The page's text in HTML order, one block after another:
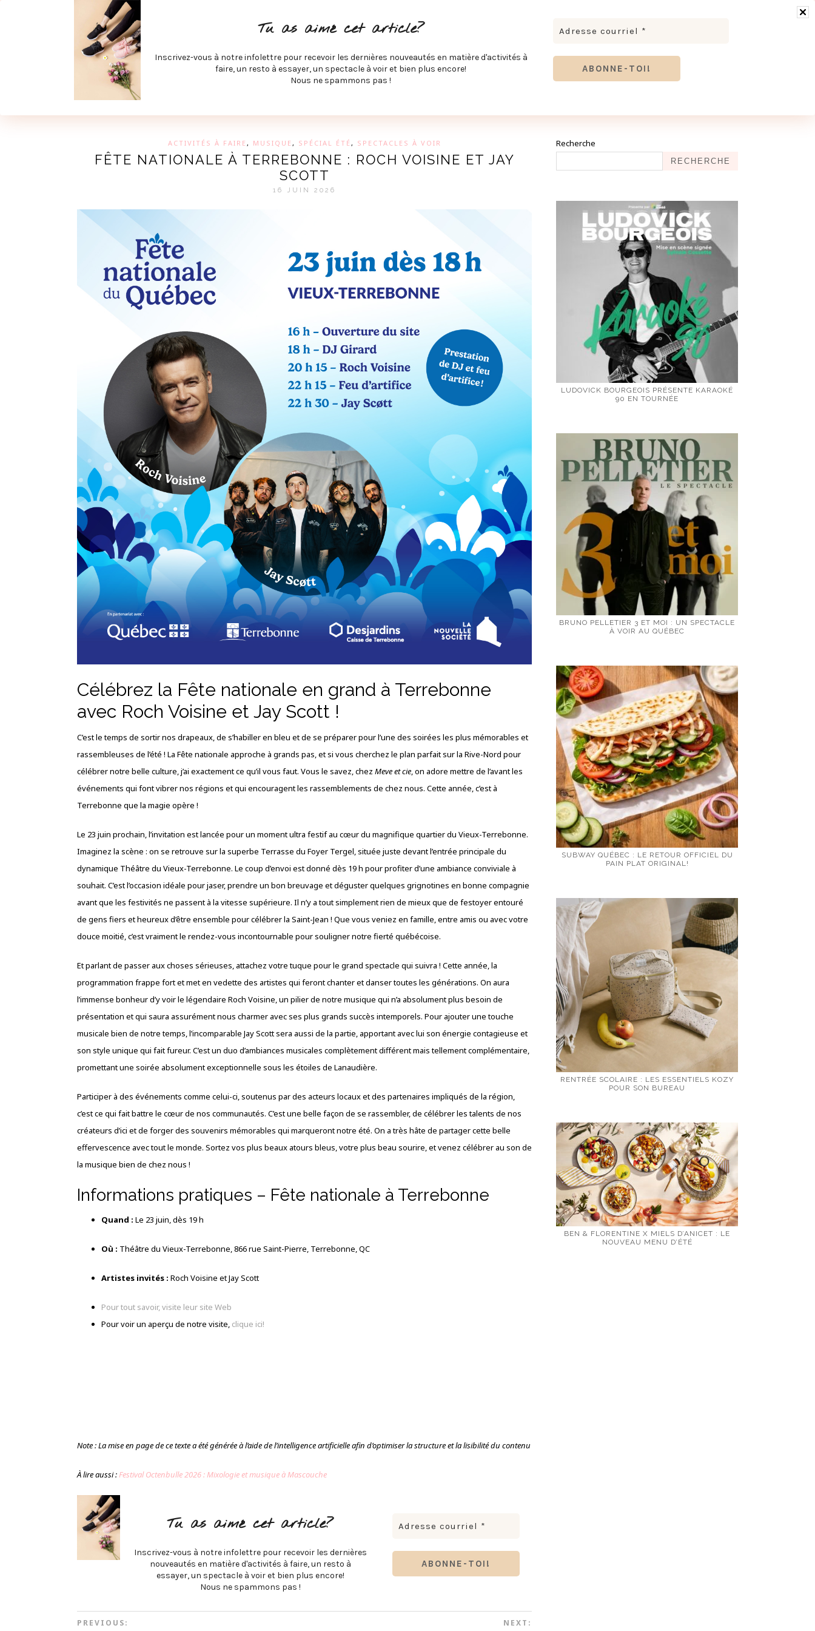
SPÉCIAL RENTRÉE
LECTURE ET FILMS PRODUITS À DÉCOUVRIR
JOINDRE MEVE ET CIE | COLLABORATIONS & MÉDIAS MEVE ET CIE
ACTIVITÉS À FAIRE, MUSIQUE, SPÉCIAL ÉTÉ, SPECTACLES À VOIR
FÊTE NATIONALE À TERREBONNE : ROCH VOISINE ET JAY
SCOTT
16 JUIN 2026
Célébrez la Fête nationale en grand à Terrebonne
avec Roch Voisine et Jay Scott !
C’est le temps de sortir nos drapeaux, de s’habiller en bleu et de se préparer pour l’une des soirées les plus mémorables et
rassembleuses de l’été ! La Fête nationale approche à grands pas, et si vous cherchez le plan parfait sur la Rive-Nord pour
célébrer notre belle culture, j’ai exactement ce qu’il vous faut. Vous le savez, chez Meve et cie, on adore mettre de l’avant les
événements qui font vibrer nos régions et qui encouragent les rassemblements de chez nous. Cette année, c’est à
Terrebonne que la magie opère !
Le 23 juin prochain, l’invitation est lancée pour un moment ultra festif au cœur du magnifique quartier du Vieux-Terrebonne.
Imaginez la scène : on se retrouve sur la superbe Terrasse du Foyer Tergel, située juste devant l’entrée principale du
dynamique Théâtre du Vieux-Terrebonne. Le coup d’envoi est donné dès 19 h pour profiter d’une ambiance conviviale à
souhait. C’est l’occasion idéale pour jaser, prendre un bon breuvage et déguster quelques grignotines en bonne compagnie
avant que les festivités ne passent à la vitesse supérieure. Il n’y a tout simplement rien de mieux que de festoyer entouré
de gens fiers et heureux d’être ensemble pour célébrer la Saint-Jean ! Que vous veniez en famille, entre amis ou avec votre
douce moitié, c’est vraiment le rendez-vous incontournable pour souligner notre fierté québécoise.
Et parlant de passer aux choses sérieuses, attachez votre tuque pour le grand spectacle qui suivra ! Cette année, la
programmation frappe fort et met en vedette des artistes qui feront chanter et danser toutes les générations. On aura
l’immense bonheur d’y voir le légendaire Roch Voisine, un pilier de notre musique qui n’a absolument plus besoin de
présentation et qui saura assurément nous charmer avec ses plus grands succès intemporels. Pour ajouter une touche
musicale bien de notre temps, l’incomparable Jay Scott sera aussi de la partie, apportant avec lui son énergie contagieuse et
son style unique qui fait fureur. C’est un duo d’ambiances musicales complètement différent mais tellement complémentaire,
promettant une soirée absolument exceptionnelle sous les étoiles de Lanaudière.
Participer à des événements comme celui-ci, soutenus par des acteurs locaux et des partenaires impliqués de la région,
c’est ce qui fait battre le cœur de nos communautés. C’est une belle façon de se rassembler, de célébrer les talents de nos
créateurs d’ici et de forger des souvenirs mémorables qui marqueront notre été. On a très hâte de partager cette belle
effervescence avec tout le monde. Sortez vos plus beaux atours bleus, votre plus beau sourire, et venez célébrer au son de
la musique bien de chez nous !
Informations pratiques – Fête nationale à Terrebonne
Quand : Le 23 juin, dès 19 h
Où : Théâtre du Vieux-Terrebonne, 866 rue Saint-Pierre, Terrebonne, QC
Artistes invités : Roch Voisine et Jay Scott
Pour tout savoir, visite leur site Web
Pour voir un aperçu de notre visite, clique ici!
Note : La mise en page de ce texte a été générée à l’aide de l’intelligence artificielle afin d’optimiser la structure et la lisibilité du contenu
À lire aussi :Festival Octenbulle 2026 : Mixologie et musique à Mascouche
Tu as aimé cet article?
Inscrivez-vous à notre infolettre pour recevoir les dernières
nouveautés en matière d'activités à faire, un resto à
essayer, un spectacle à voir et bien plus encore!
Nous ne spammons pas !
Tu as aimé cet article?
Inscrivez-vous à notre infolettre pour recevoir les dernières nouveautés en matière d'activités à
faire, un resto à essayer, un spectacle à voir et bien plus encore!
Nous ne spammons pas !
PREVIOUS: NEXT:
Recherche
RECHERCHE
LUDOVICK BOURGEOIS PRÉSENTE KARAOKÉ
90 EN TOURNÉE
BRUNO PELLETIER 3 ET MOI : UN SPECTACLE
À VOIR AU QUÉBEC
SUBWAY QUÉBEC : LE RETOUR OFFICIEL DU
PAIN PLAT ORIGINAL!
RENTRÉE SCOLAIRE : LES ESSENTIELS KOZY
POUR SON BUREAU
BEN & FLORENTINE X MIELS D’ANICET : LE
NOUVEAU MENU D’ÉTÉ